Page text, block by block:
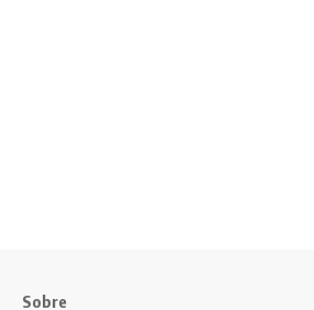
Sobre